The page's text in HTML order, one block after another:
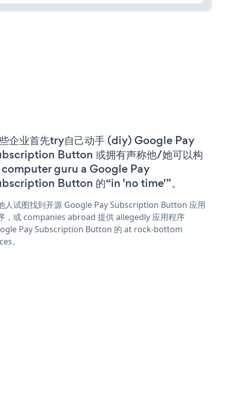
企业首先try自己动手 (diy) Google Pay
Button 或拥有声称他/她可以构
computer guru a Google Pay
Button 的“in 'no time'”。
人试图找到开源 Google Pay Subscription Button 应用
，或 companies abroad 提供 allegedly 应用程序
Pay Subscription Button 的 at rock-bottom
。